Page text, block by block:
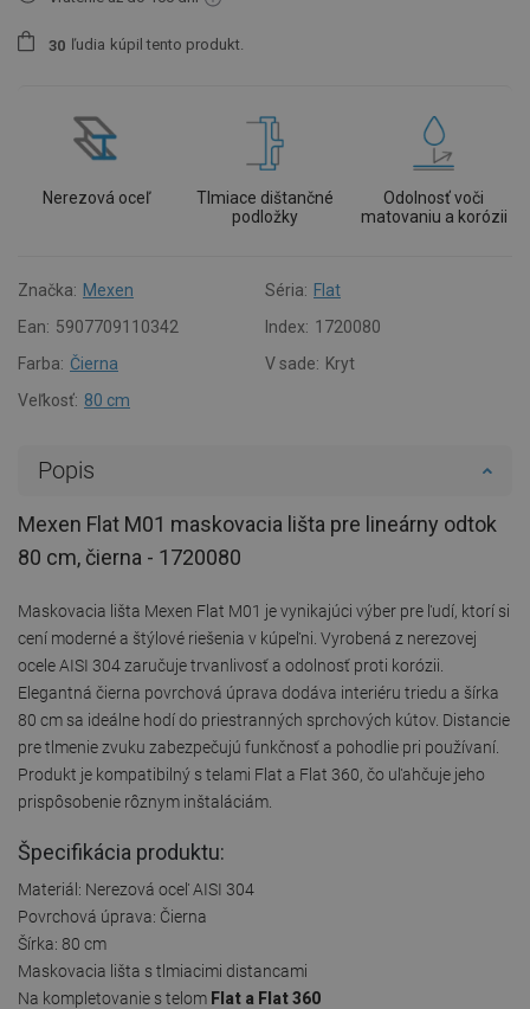
30 ľudia kúpil tento produkt.
Nerezová oceľ
Tlmiace dištančné
podložky
Odolnosť voči
matovaniu a korózii
Značka: Mexen Séria: Flat
Ean: 5907709110342 Index: 1720080
Farba: Čierna V sade: Kryt
Veľkosť: 80 cm
Popis
Mexen Flat M01 maskovacia lišta pre lineárny odtok
80 cm, čierna - 1720080
Maskovacia lišta Mexen Flat M01 je vynikajúci výber pre ľudí, ktorí si
cení moderné a štýlové riešenia v kúpeľni. Vyrobená z nerezovej
ocele AISI 304 zaručuje trvanlivosť a odolnosť proti korózii.
Elegantná čierna povrchová úprava dodáva interiéru triedu a šírka
80 cm sa ideálne hodí do priestranných sprchových kútov. Distancie
pre tlmenie zvuku zabezpečujú funkčnosť a pohodlie pri používaní.
Produkt je kompatibilný s telami Flat a Flat 360, čo uľahčuje jeho
prispôsobenie rôznym inštaláciám.
Špecifikácia produktu:
Materiál: Nerezová oceľ AISI 304
Povrchová úprava: Čierna
Šírka: 80 cm
Maskovacia lišta s tlmiacimi distancami
Na kompletovanie s telom Flat a Flat 360